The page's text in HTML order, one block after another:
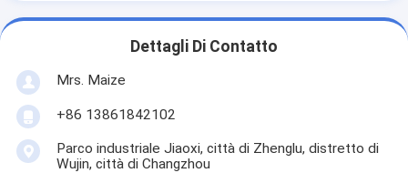
Dettagli Di Contatto
Mrs. Maize
+86 13861842102
Parco industriale Jiaoxi, città di Zhenglu, distretto di
Wujin, città di Changzhou